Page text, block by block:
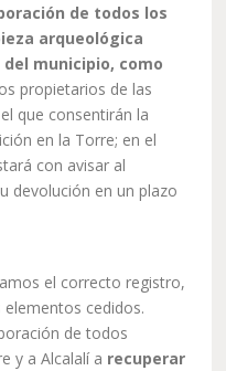
de todos los
arqueológica
municipio, como
propietarios de las
que consentirán la
en la Torre; en el
con avisar al
devolución en un plazo
el correcto registro,
cedidos.
de todos
y a Alcalalí a recuperar